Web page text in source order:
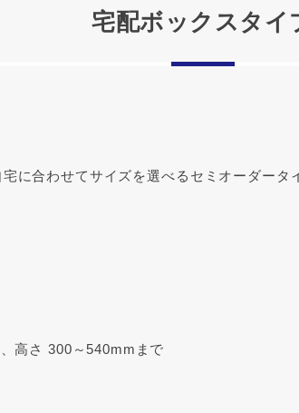
宅配ボックスタイ
に合わせてサイズを選べるセミオーダー
高さ 300～540mmまで